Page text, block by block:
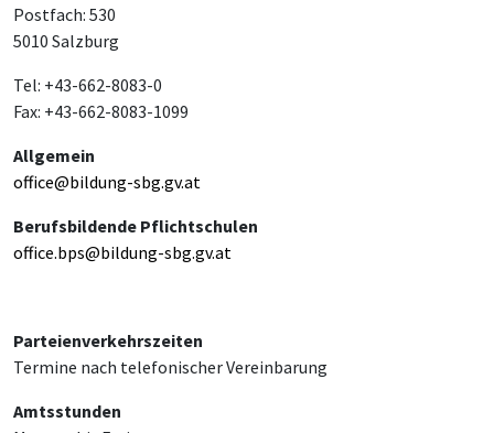
Postfach: 530
5010 Salzburg
Tel: +43-662-8083-0
Fax: +43-662-8083-1099
Allgemein
office@bildung-sbg.gv.at
Berufsbildende Pflichtschulen
office.bps@bildung-sbg.gv.at
Parteienverkehrszeiten
Termine nach telefonischer Vereinbarung
Amtsstunden